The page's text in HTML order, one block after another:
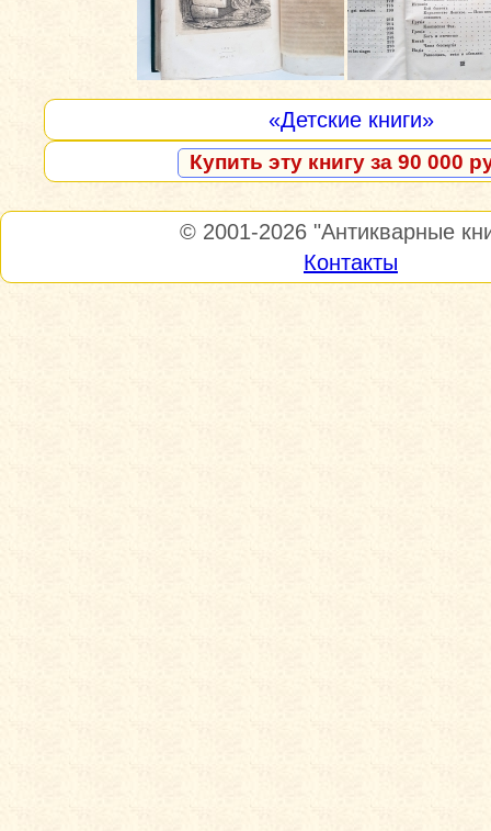
«Детские книги»
Купить эту книгу за 90 000
© 2001-2026 "Антикварные
Контакты